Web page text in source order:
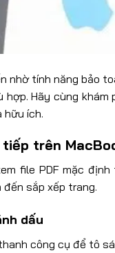
nhờ tính năng bảo
hợp. Hãy cùng
hữu ích.
trên
file PDF mặc
đến sắp xếp trang.
dấu
công cụ để tô